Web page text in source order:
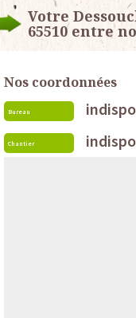
Votre
65510 entre
Nos coordonnées
Bureau
Chantier